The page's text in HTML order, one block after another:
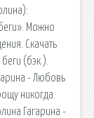
Можно
Скачать
(бэк.).
- Любовь
никогда.
Гагарина -